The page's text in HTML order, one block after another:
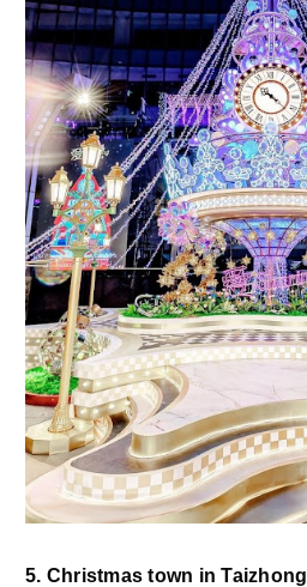
5. Christmas town in Taizhong